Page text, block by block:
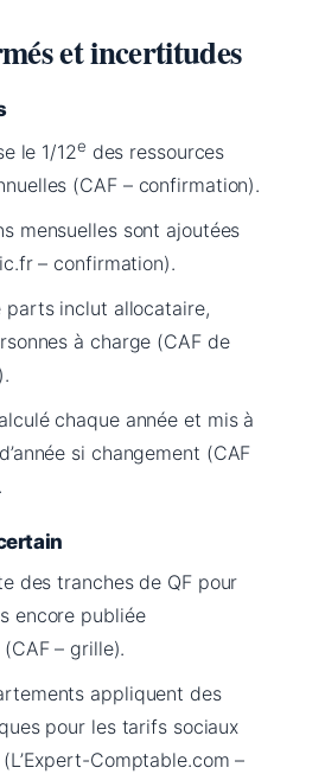
et incertitudes
le 1/12e des ressources
(CAF – confirmation).
mensuelles sont ajoutées
– confirmation).
parts inclut allocataire,
à charge (CAF de
chaque année et mis à
si changement (CAF
des tranches de QF pour
encore publiée
– grille).
appliquent des
pour les tarifs sociaux
Comptable.com –